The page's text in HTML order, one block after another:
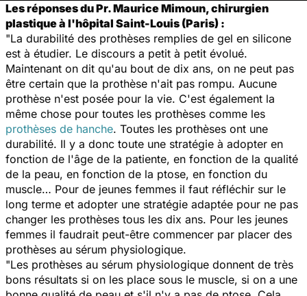
Les réponses du Pr. Maurice Mimoun, chirurgien
plastique à l'hôpital Saint-Louis (Paris) :
"La durabilité des prothèses remplies de gel en silicone
est à étudier. Le discours a petit à petit évolué.
Maintenant on dit qu'au bout de dix ans, on ne peut pas
être certain que la prothèse n'ait pas rompu. Aucune
prothèse n'est posée pour la vie. C'est également la
même chose pour toutes les prothèses comme les
prothèses de hanche. Toutes les prothèses ont une
durabilité. Il y a donc toute une stratégie à adopter en
fonction de l'âge de la patiente, en fonction de la qualité
de la peau, en fonction de la ptose, en fonction du
muscle… Pour de jeunes femmes il faut réfléchir sur le
long terme et adopter une stratégie adaptée pour ne pas
changer les prothèses tous les dix ans. Pour les jeunes
femmes il faudrait peut-être commencer par placer des
prothèses au sérum physiologique.
"Les prothèses au sérum physiologique donnent de très
bons résultats si on les place sous le muscle, si on a une